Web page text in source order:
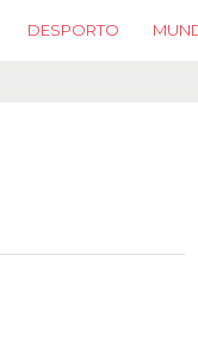
DESPORTO